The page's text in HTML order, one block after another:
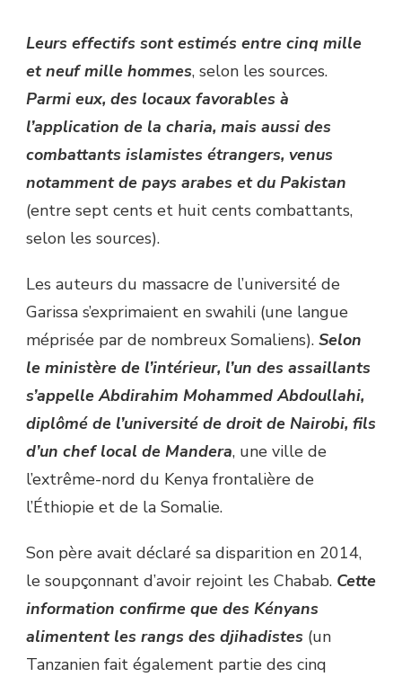
Leurs effectifs sont estimés entre cinq mille
et neuf mille hommes, selon les sources.
Parmi eux, des locaux favorables à
l’application de la charia, mais aussi des
combattants islamistes étrangers, venus
notamment de pays arabes et du Pakistan
(entre sept cents et huit cents combattants,
selon les sources).
Les auteurs du massacre de l’université de
Garissa s’exprimaient en swahili (une langue
méprisée par de nombreux Somaliens). Selon
le ministère de l’intérieur, l’un des assaillants
s’appelle Abdirahim Mohammed Abdoullahi,
diplômé de l’université de droit de Nairobi, fils
d’un chef local de Mandera, une ville de
l’extrême-nord du Kenya frontalière de
l’Éthiopie et de la Somalie.
Son père avait déclaré sa disparition en 2014,
le soupçonnant d’avoir rejoint les Chabab. Cette
information confirme que des Kényans
alimentent les rangs des djihadistes (un
Tanzanien fait également partie des cinq